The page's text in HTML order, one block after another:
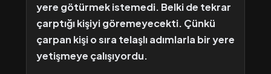
yere götürmek istemedi. Belki de tekrar
çarptığı kişiyi göremeyecekti. Çünkü
çarpan kişi o sıra telaşlı adımlarla bir yere
yetişmeye çalışıyordu.